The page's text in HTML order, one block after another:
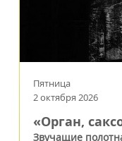
Пятница
2 октября 2026
«Орган,
Звучащие